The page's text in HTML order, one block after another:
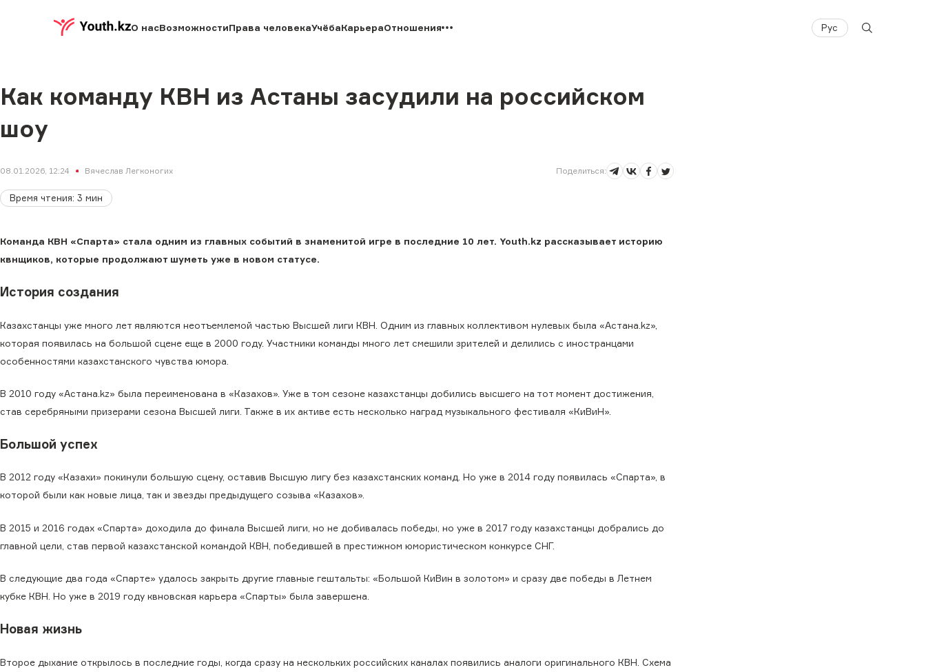
О насВозможностиПрава человекаУчёбаКарьераОтношения Рус
Как команду КВН из Астаны засудили на российском
шоу
08.01.2026, 12:24 Вячеслав Легконогих Поделиться:
Время чтения: 3 мин
Команда КВН «Спарта» стала одним из главных событий в знаменитой игре в последние 10 лет. Youth.kz рассказывает историю
квнщиков, которые продолжают шуметь уже в новом статусе.
История создания
Казахстанцы уже много лет являются неотъемлемой частью Высшей лиги КВН. Одним из главных коллективом нулевых была «Астана.kz»,
которая появилась на большой сцене еще в 2000 году. Участники команды много лет смешили зрителей и делились с иностранцами
особенностями казахстанского чувства юмора.
В 2010 году «Астана.kz» была переименована в «Казахов». Уже в том сезоне казахстанцы добились высшего на тот момент достижения,
став серебряными призерами сезона Высшей лиги. Также в их активе есть несколько наград музыкального фестиваля «КиВиН».
Большой успех
В 2012 году «Казахи» покинули большую сцену, оставив Высшую лигу без казахстанских команд. Но уже в 2014 году появилась «Спарта», в
которой были как новые лица, так и звезды предыдущего созыва «Казахов».
В 2015 и 2016 годах «Спарта» доходила до финала Высшей лиги, но не добивалась победы, но уже в 2017 году казахстанцы добрались до
главной цели, став первой казахстанской командой КВН, победившей в престижном юмористическом конкурсе СНГ.
В следующие два года «Спарте» удалось закрыть другие главные гештальты: «Большой КиВин в золотом» и сразу две победы в Летнем
кубке КВН. Но уже в 2019 году квновская карьера «Спарты» была завершена.
Новая жизнь
Второе дыхание открылось в последние годы, когда сразу на нескольких российских каналах появились аналоги оригинального КВН. Схема